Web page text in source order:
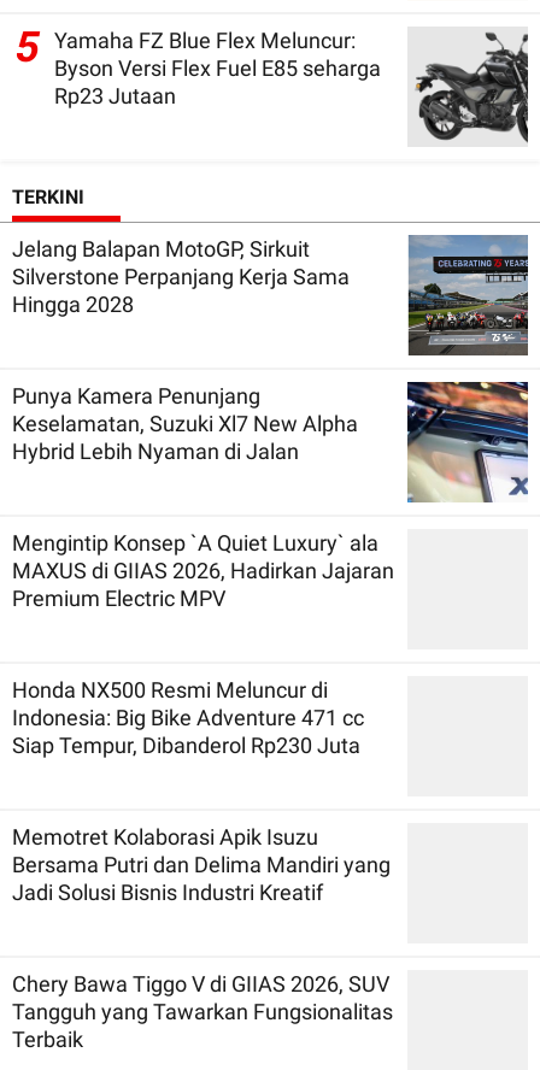
5 Yamaha FZ Blue Flex Meluncur:
Byson Versi Flex Fuel E85 seharga
Rp23 Jutaan
TERKINI
Jelang Balapan MotoGP, Sirkuit
Silverstone Perpanjang Kerja Sama
Hingga 2028
Punya Kamera Penunjang
Keselamatan, Suzuki Xl7 New Alpha
Hybrid Lebih Nyaman di Jalan
Mengintip Konsep `A Quiet Luxury` ala
MAXUS di GIIAS 2026, Hadirkan Jajaran
Premium Electric MPV
Honda NX500 Resmi Meluncur di
Indonesia: Big Bike Adventure 471 cc
Siap Tempur, Dibanderol Rp230 Juta
Memotret Kolaborasi Apik Isuzu
Bersama Putri dan Delima Mandiri yang
Jadi Solusi Bisnis Industri Kreatif
Chery Bawa Tiggo V di GIIAS 2026, SUV
Tangguh yang Tawarkan Fungsionalitas
Terbaik